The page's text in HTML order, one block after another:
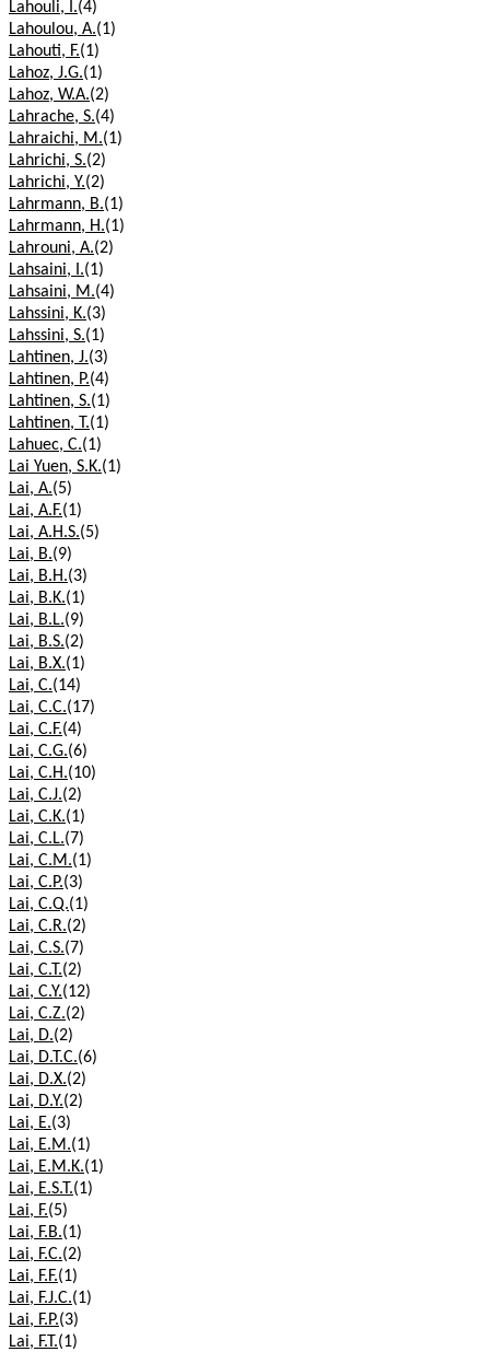
Lahouli, I.(4)
Lahoulou, A.(1)
Lahouti, F.(1)
Lahoz, J.G.(1)
Lahoz, W.A.(2)
Lahrache, S.(4)
Lahraichi, M.(1)
Lahrichi, S.(2)
Lahrichi, Y.(2)
Lahrmann, B.(1)
Lahrmann, H.(1)
Lahrouni, A.(2)
Lahsaini, I.(1)
Lahsaini, M.(4)
Lahssini, K.(3)
Lahssini, S.(1)
Lahtinen, J.(3)
Lahtinen, P.(4)
Lahtinen, S.(1)
Lahtinen, T.(1)
Lahuec, C.(1)
Lai Yuen, S.K.(1)
Lai, A.(5)
Lai, A.F.(1)
Lai, A.H.S.(5)
Lai, B.(9)
Lai, B.H.(3)
Lai, B.K.(1)
Lai, B.L.(9)
Lai, B.S.(2)
Lai, B.X.(1)
Lai, C.(14)
Lai, C.C.(17)
Lai, C.F.(4)
Lai, C.G.(6)
Lai, C.H.(10)
Lai, C.J.(2)
Lai, C.K.(1)
Lai, C.L.(7)
Lai, C.M.(1)
Lai, C.P.(3)
Lai, C.Q.(1)
Lai, C.R.(2)
Lai, C.S.(7)
Lai, C.T.(2)
Lai, C.Y.(12)
Lai, C.Z.(2)
Lai, D.(2)
Lai, D.T.C.(6)
Lai, D.X.(2)
Lai, D.Y.(2)
Lai, E.(3)
Lai, E.M.(1)
Lai, E.M.K.(1)
Lai, E.S.T.(1)
Lai, F.(5)
Lai, F.B.(1)
Lai, F.C.(2)
Lai, F.F.(1)
Lai, F.J.C.(1)
Lai, F.P.(3)
Lai, F.T.(1)